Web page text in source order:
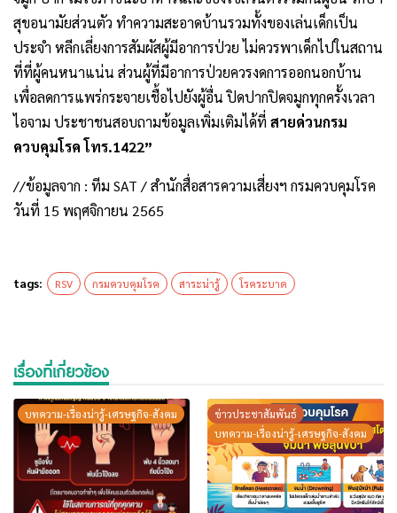
สุขอนามัยส่วนตัว ทำความสะอาดบ้านรวมทั้งของเล่นเด็กเป็น
ประจำ หลีกเลี่ยงการสัมผัสผู้มีอาการป่วย ไม่ควรพาเด็กไปในสถาน
ที่ที่ผู้คนหนาแน่น ส่วนผู้ที่มีอาการป่วยควรงดการออกนอกบ้าน
เพื่อลดการแพร่กระจายเชื้อไปยังผู้อื่น ปิดปากปิดจมูกทุกครั้งเวลา
ไอจาม ประชาชนสอบถามข้อมูลเพิ่มเติมได้ที่ สายด่วนกรม
ควบคุมโรค โทร.1422”
//ข้อมูลจาก : ทีม SAT / สำนักสื่อสารความเสี่ยงฯ กรมควบคุมโรค
วันที่ 15 พฤศจิกายน 2565
tags: RSV กรมควบคุมโรค สาระน่ารู้ โรคระบาด
เรื่องที่เกี่ยวข้อง
บทความ-เรื่องน่ารู้-เศรษฐกิจ-สังคม
ข่าวประชาสัมพันธ์
บทความ-เรื่องน่ารู้-เศรษฐกิจ-สังคม